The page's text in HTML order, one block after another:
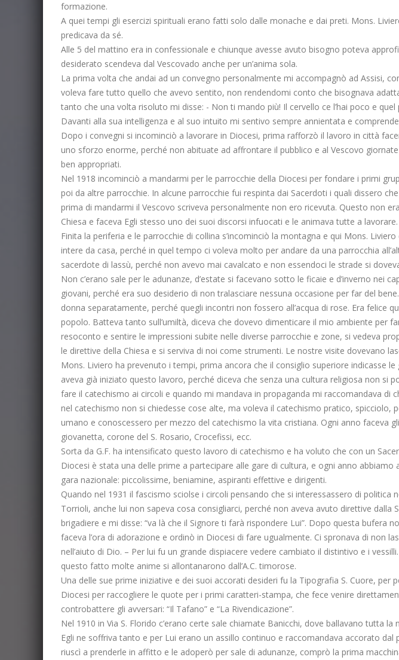
formazione.
A quei tempi gli esercizi spirituali erano fatti solo dalle monache e dai preti. Mons.
predicava da sé.
Alle 5 del mattino era in confessionale e chiunque avesse avuto bisogno poteva
desiderato scendeva dal Vescovado anche per un’anima sola.
La prima volta che andai ad un convegno personalmente mi accompagnò ad Assisi,
voleva fare tutto quello che avevo sentito, non rendendomi conto che bisognava
tanto che una volta risoluto mi disse: - Non ti mando più! Il cervello ce l’hai poco e
Davanti alla sua intelligenza e al suo intuito mi sentivo sempre annientata e
Dopo i convegni si incominciò a lavorare in Diocesi, prima rafforzò il lavoro in città
uno sforzo enorme, perché non abituate ad affrontare il pubblico e al Vescovo
ben appropriati.
Nel 1918 incominciò a mandarmi per le parrocchie della Diocesi per fondare i primi
poi da altre parrocchie. In alcune parrocchie fui respinta dai Sacerdoti i quali dissero
prima di mandarmi il Vescovo scriveva personalmente non ero ricevuta. Questo non
Chiesa e faceva Egli stesso uno dei suoi discorsi infuocati e le animava tutte a lavorare.
Finita la periferia e le parrocchie di collina s’incominciò la montagna e qui Mons.
intere da casa, perché in quel tempo ci voleva molto per andare da una parrocchia
sacerdote di lassù, perché non avevo mai cavalcato e non essendoci le strade si
Non c’erano sale per le adunanze, d’estate si facevano sotto le ficaie e d’inverno nei
giovani, perché era suo desiderio di non tralasciare nessuna occasione per far del
donna separatamente, perché quegli incontri non fossero all’acqua di rose. Era felice
popolo. Batteva tanto sull’umiltà, diceva che dovevo dimenticare il mio ambiente per
resoconto e sentire le impressioni subite nelle diverse parrocchie e zone, si vedeva
le direttive della Chiesa e si serviva di noi come strumenti. Le nostre visite dovevano
Mons. Liviero ha prevenuto i tempi, prima ancora che il consiglio superiore indicasse
aveva già iniziato questo lavoro, perché diceva che senza una cultura religiosa non si
fare il catechismo ai circoli e quando mi mandava in propaganda mi raccomandava di
nel catechismo non si chiedesse cose alte, ma voleva il catechismo pratico,
umano e conoscessero per mezzo del catechismo la vita cristiana. Ogni anno faceva
giovanetta, corone del S. Rosario, Crocefissi, ecc.
Sorta da G.F. ha intensificato questo lavoro di catechismo e ha voluto che con un
Diocesi è stata una delle prime a partecipare alle gare di cultura, e ogni anno
gara nazionale: piccolissime, beniamine, aspiranti effettive e dirigenti.
Quando nel 1931 il fascismo sciolse i circoli pensando che si interessassero di politica
Torrioli, anche lui non sapeva cosa consigliarci, perché non aveva avuto direttive
brigadiere e mi disse: “va là che il Signore ti farà rispondere Lui”. Dopo questa bufera
faceva l’ora di adorazione e ordinò in Diocesi di fare ugualmente. Ci spronava di non
nell’aiuto di Dio. – Per lui fu un grande dispiacere vedere cambiato il distintivo e i
questo fatto molte anime si allontanarono dall’A.C. timorose.
Una delle sue prime iniziative e dei suoi accorati desideri fu la Tipografia S. Cuore,
Diocesi per raccogliere le quote per i primi caratteri-stampa, che fece venire
controbattere gli avversari: “Il Tafano” e “La Rivendicazione”.
Nel 1910 in Via S. Florido c’erano certe sale chiamate Banicchi, dove ballavano tutta
Egli ne soffriva tanto e per Lui erano un assillo continuo e raccomandava accorato
riuscì a prenderle in affitto e le adoperò per sale di adunanze, comprò la prima